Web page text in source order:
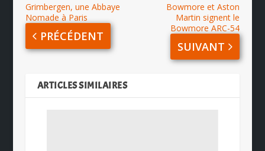
Grimbergen, une Abbaye
Nomade à Paris
PRÉCÉDENT
Bowmore et Aston
Martin signent le
Bowmore ARC-54
SUIVANT
ARTICLES SIMILAIRES